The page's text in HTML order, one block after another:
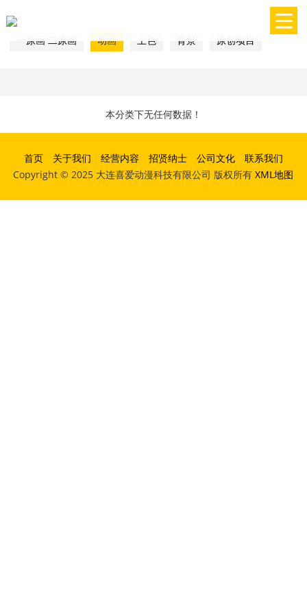
一原画 二原画 动画 上色 背景 原创项目
本分类下无任何数据！
首页 关于我们 经营内容 招贤纳士 公司文化
联系我们
Copyright © 2025 大连喜爱动漫科技有限公司 版权所有XML地图